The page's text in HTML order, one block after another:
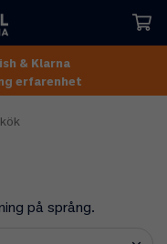
& Klarna
erfarenhet
på språng.